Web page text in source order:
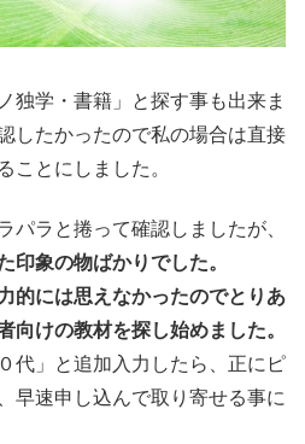
独学・書籍」と探す事も出来ま
したかったので私の場合は直接
ことにしました。
パラと捲って確認しましたが、
印象の物ばかりでした。
的には思えなかったのでとりあ
向けの教材を探し始めました。
代」と追加入力したら、正にピ
早速申し込んで取り寄せる事に